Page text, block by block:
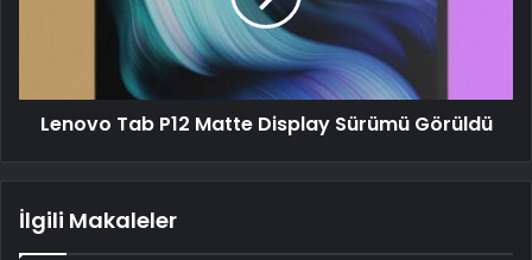
Lenovo Tab P12 Matte Display Sürümü Görüldü
İlgili Makaleler